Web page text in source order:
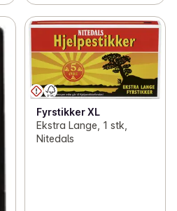
Fyrstikker XL
Ekstra Lange, 1 stk,
Nitedals